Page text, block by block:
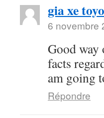
gia xe
6 novembre
Good
facts
am going
Répondre